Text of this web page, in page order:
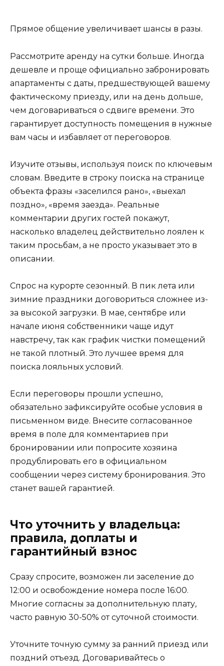
Прямое общение увеличивает шансы в разы.
Рассмотрите аренду на сутки больше. Иногда
дешевле и проще официально забронировать
апартаменты с даты, предшествующей вашему
фактическому приезду, или на день дольше,
чем договариваться о сдвиге времени. Это
гарантирует доступность помещения в нужные
вам часы и избавляет от переговоров.
Изучите отзывы, используя поиск по ключевым
словам. Введите в строку поиска на странице
объекта фразы «заселился рано», «выехал
поздно», «время заезда». Реальные
комментарии других гостей покажут,
насколько владелец действительно лоялен к
таким просьбам, а не просто указывает это в
описании.
Спрос на курорте сезонный. В пик лета или
зимние праздники договориться сложнее из-
за высокой загрузки. В мае, сентябре или
начале июня собственники чаще идут
навстречу, так как график чистки помещений
не такой плотный. Это лучшее время для
поиска лояльных условий.
Если переговоры прошли успешно,
обязательно зафиксируйте особые условия в
письменном виде. Внесите согласованное
время в поле для комментариев при
бронировании или попросите хозяина
продублировать его в официальном
сообщении через систему бронирования. Это
станет вашей гарантией.
Что уточнить у владельца:
правила, доплаты и
гарантийный взнос
Сразу спросите, возможен ли заселение до
12:00 и освобождение номера после 16:00.
Многие согласны за дополнительную плату,
часто равную 30-50% от суточной стоимости.
Уточните точную сумму за ранний приезд или
поздний отъезд. Договаривайтесь о